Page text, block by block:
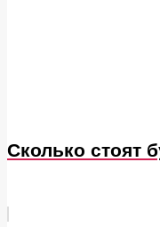
Сколько стоят